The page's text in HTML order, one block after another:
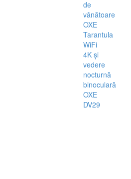
de
vânătoare
OXE
Tarantula
WiFi
4K și
vedere
nocturnă
binoculară
OXE
DV29